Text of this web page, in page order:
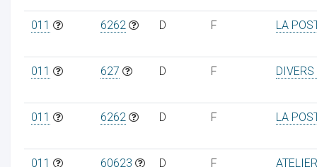
011 6262 D F LA
011 627 D F
011 6262 D F LA
011 60623 D F